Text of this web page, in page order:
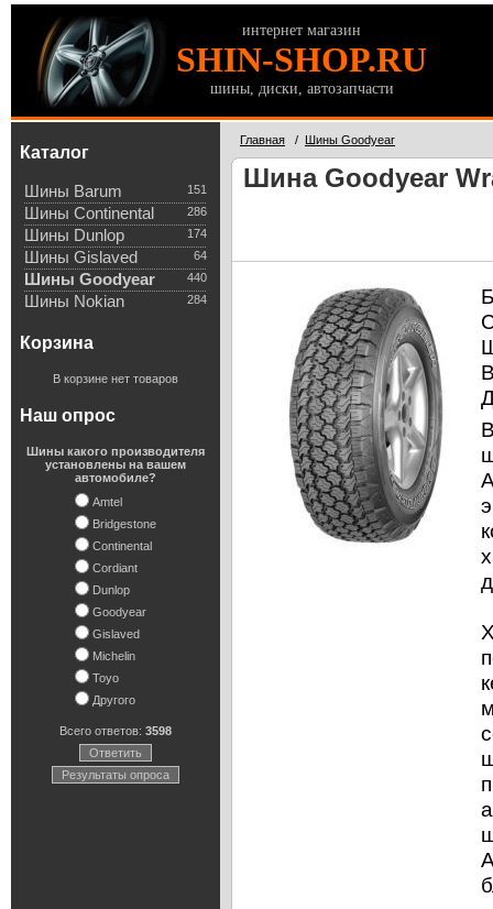
интернет магазин
SHIN-SHOP.RU
шины, диски, автозапчасти
Каталог
151
Шины Barum
286
Шины Continental
174
Шины Dunlop
64
Шины Gislaved
440
Шины Goodyear
284
Шины Nokian
Корзина
В корзине нет товаров
Наш опрос
Шины какого производителя
установлены на вашем
автомобиле?
Amtel
Bridgestone
Continental
Cordiant
Dunlop
Goodyear
Gislaved
Michelin
Toyo
Другого
Всего ответов: 3598
Ответить
Результаты опроса
Главная / Шины Goodyear
Шина Goodyear